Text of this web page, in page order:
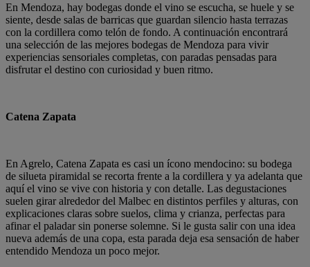
En Mendoza, hay bodegas donde el vino se escucha, se huele y se
siente, desde salas de barricas que guardan silencio hasta terrazas
con la cordillera como telón de fondo. A continuación encontrará
una selección de las mejores bodegas de Mendoza para vivir
experiencias sensoriales completas, con paradas pensadas para
disfrutar el destino con curiosidad y buen ritmo.
Catena Zapata
En Agrelo, Catena Zapata es casi un ícono mendocino: su bodega
de silueta piramidal se recorta frente a la cordillera y ya adelanta que
aquí el vino se vive con historia y con detalle. Las degustaciones
suelen girar alrededor del Malbec en distintos perfiles y alturas, con
explicaciones claras sobre suelos, clima y crianza, perfectas para
afinar el paladar sin ponerse solemne. Si le gusta salir con una idea
nueva además de una copa, esta parada deja esa sensación de haber
entendido Mendoza un poco mejor.